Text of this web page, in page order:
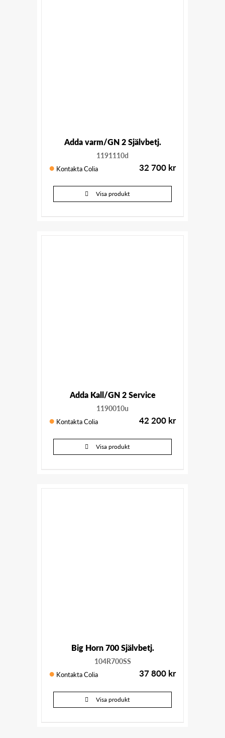
Adda varm/GN 2 Självbetj.
1191110d
Kontakta Colia 32 700 kr
Visa produkt
Adda Kall/GN 2 Service
1190010u
Kontakta Colia 42 200 kr
Visa produkt
Big Horn 700 Självbetj.
104R700SS
Kontakta Colia 37 800 kr
Visa produkt